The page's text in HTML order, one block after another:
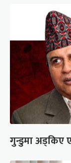
गुन्डुमा अड्किए